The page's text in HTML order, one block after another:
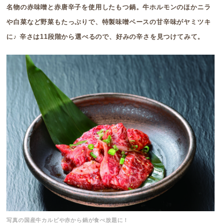
名物の赤味噌と赤唐辛子を使用したもつ鍋。牛ホルモンのほかニラ
や白菜など野菜もたっぷりで、特製味噌ベースの甘辛味がヤミツキ
に♪ 辛さは11段階から選べるので、好みの辛さを見つけてみて。
写真の国産牛カルビや赤から鍋が食べ放題に！